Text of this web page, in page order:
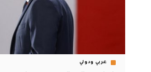
عربي ودولي